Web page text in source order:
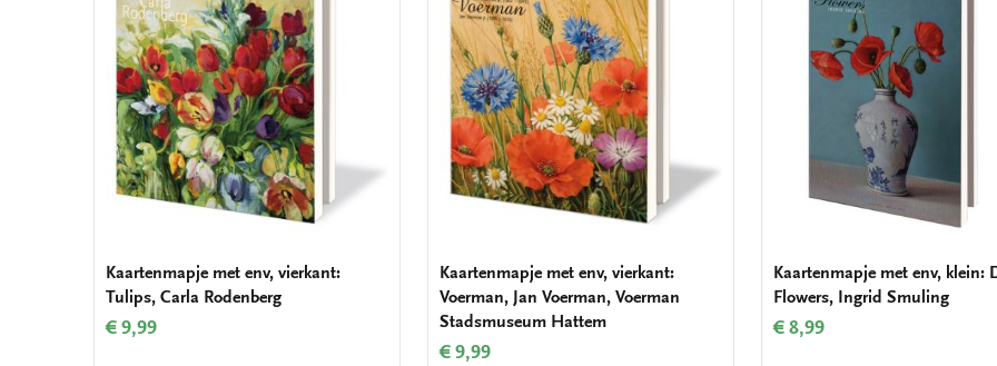
Kaartenmapje met env, vierkant:
Tulips, Carla Rodenberg
€ 9,99
Kaartenmapje met env, vierkant:
Voerman, Jan Voerman, Voerman
Stadsmuseum Hattem
€ 9,99
Kaartenmapje met env, klein:
Flowers, Ingrid Smuling
€ 8,99